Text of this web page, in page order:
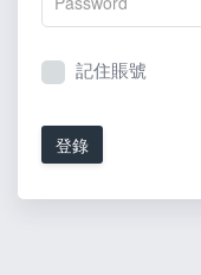
記住賬號
登錄